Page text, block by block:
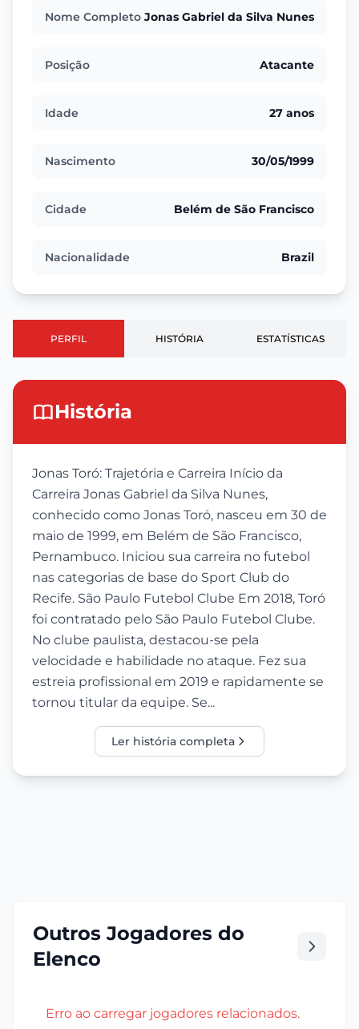
Nome Completo Jonas Gabriel da Silva Nunes
Posição Atacante
Idade 27 anos
Nascimento 30/05/1999
Cidade Belém de São Francisco
Nacionalidade Brazil
PERFIL HISTÓRIA ESTATÍSTICAS
História
Jonas Toró: Trajetória e Carreira Início da
Carreira Jonas Gabriel da Silva Nunes,
conhecido como Jonas Toró, nasceu em 30 de
maio de 1999, em Belém de São Francisco,
Pernambuco. Iniciou sua carreira no futebol
nas categorias de base do Sport Club do
Recife. São Paulo Futebol Clube Em 2018, Toró
foi contratado pelo São Paulo Futebol Clube.
No clube paulista, destacou-se pela
velocidade e habilidade no ataque. Fez sua
estreia profissional em 2019 e rapidamente se
tornou titular da equipe. Se...
Ler história completa
Outros Jogadores do
Elenco
Erro ao carregar jogadores relacionados.